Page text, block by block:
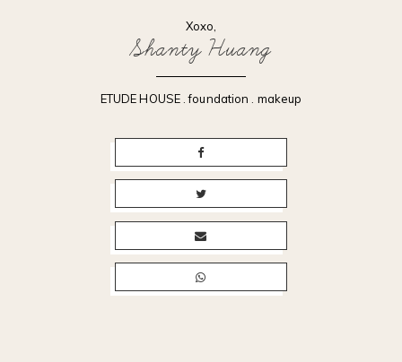
Xoxo,
Shanty Huang
ETUDE HOUSE.foundation makeup